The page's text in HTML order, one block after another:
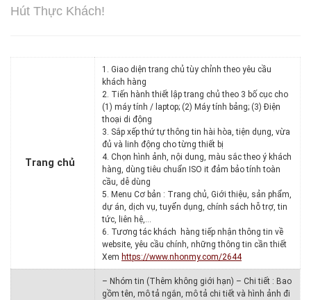
Hút Thực Khách!
Trang chủ
1. Giao diện trang chủ tùy chỉnh theo yêu cầu
khách hàng
2. Tiến hành thiết lập trang chủ theo 3 bố cục cho
(1) máy tính / laptop; (2) Máy tính bảng; (3) Điện
thoại di động
3. Sắp xếp thứ tự thông tin hài hòa, tiện dụng, vừa
đủ và linh động cho từng thiết bị
4. Chọn hình ảnh, nội dung, màu sắc theo ý khách
hàng, dùng tiêu chuẩn ISO it đảm bảo tính toàn
cầu, dễ dùng
5. Menu Cơ bản : Trang chủ, Giới thiệu, sản phẩm,
dự án, dịch vụ, tuyển dụng, chính sách hỗ trợ, tin
tức, liên hệ,…
6. Tương tác khách hàng tiếp nhận thông tin về
website, yêu cầu chính, những thông tin cần thiết
Xem https://www.nhonmy.com/2644
– Nhóm tin (Thêm không giới hạn) – Chi tiết : Bao
gồm tên, mô tả ngắn, mô tả chi tiết và hình ảnh đi